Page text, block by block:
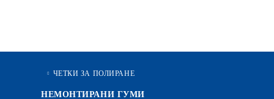
ЧЕТКИ ЗА ПОЛИРАНЕ
НЕМОНТИРАНИ ГУМИ